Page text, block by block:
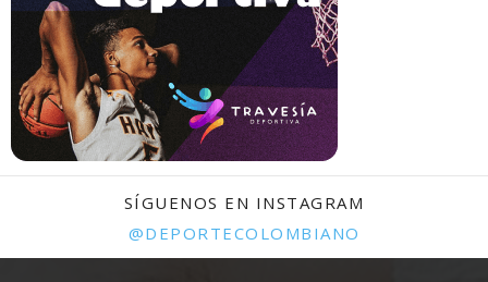
SÍGUENOS EN INSTAGRAM
@DEPORTECOLOMBIANO